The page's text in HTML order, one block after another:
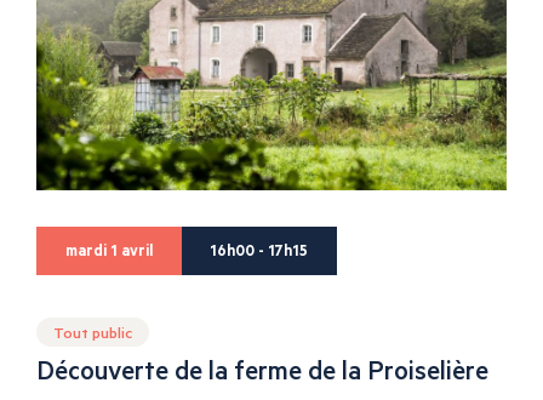
mardi 1 avril 16h00 - 17h15
Tout public
Découverte de la ferme de la Proiselière